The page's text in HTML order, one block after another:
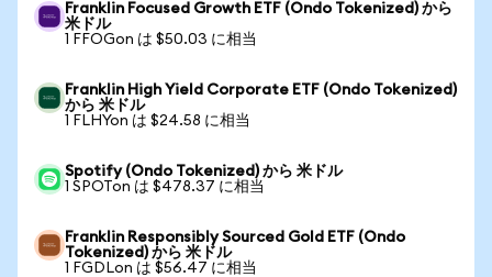
Franklin Focused Growth ETF (Ondo Tokenized) から
米ドル
1 FFOGon は $50.03 に相当
Franklin High Yield Corporate ETF (Ondo Tokenized)
から 米ドル
1 FLHYon は $24.58 に相当
Spotify (Ondo Tokenized) から 米ドル
1 SPOTon は $478.37 に相当
Franklin Responsibly Sourced Gold ETF (Ondo
Tokenized) から 米ドル
1 FGDLon は $56.47 に相当